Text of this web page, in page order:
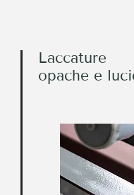
Laccature
opache e